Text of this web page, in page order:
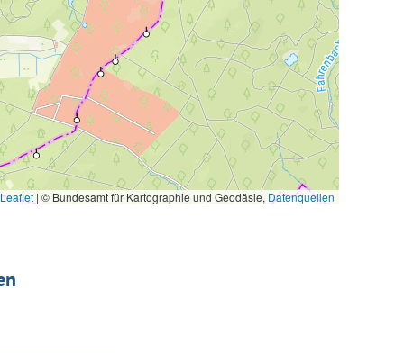
| © Bundesamt für Kartographie und Geodäsie, Datenquellen